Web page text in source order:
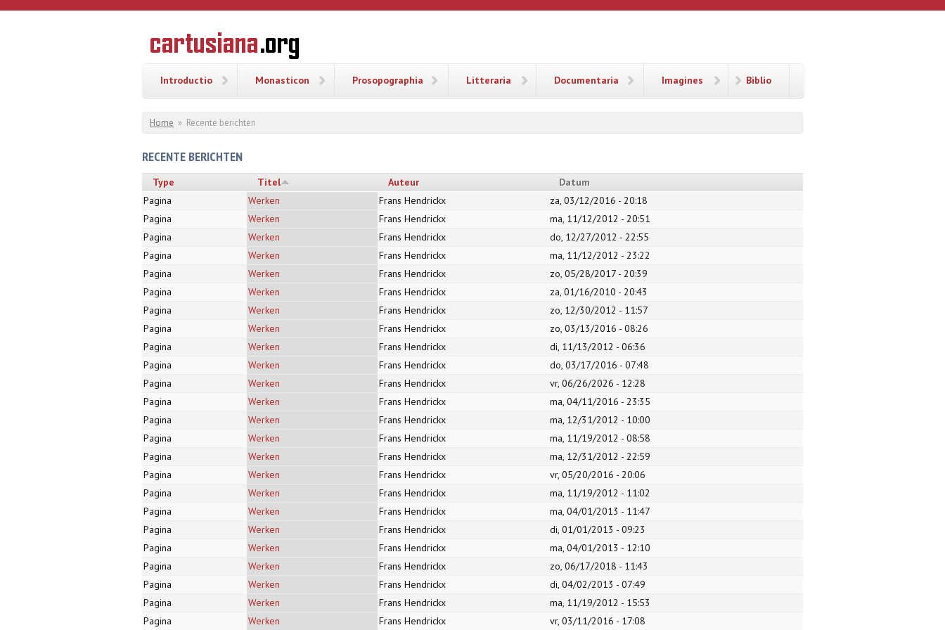
Overslaan en naar de inhoud gaan
CARTUSIANA
Geschiedenis
van de
Introductio Monasticon Prosopographia Litteraria Documentaria Imagines Biblio
U bent hier
Home » Recente berichten
RECENTE BERICHTEN
Type Titel Auteur
Datum
Pagina
Werken Frans Hendrickx
za, 03/12/2016 - 20:18
Pagina
Werken Frans Hendrickx
ma, 11/12/2012 - 20:51
Pagina
Werken Frans Hendrickx
do, 12/27/2012 - 22:55
Pagina
Werken Frans Hendrickx
ma, 11/12/2012 - 23:22
Pagina
Werken Frans Hendrickx
zo, 05/28/2017 - 20:39
Pagina
Werken Frans Hendrickx
za, 01/16/2010 - 20:43
Pagina
Werken Frans Hendrickx
zo, 12/30/2012 - 11:57
Pagina
Werken Frans Hendrickx
zo, 03/13/2016 - 08:26
Pagina
Werken Frans Hendrickx
di, 11/13/2012 - 06:36
Pagina
Werken Frans Hendrickx
do, 03/17/2016 - 07:48
Pagina
Werken Frans Hendrickx
vr, 06/26/2026 - 12:28
Pagina
Werken Frans Hendrickx
ma, 04/11/2016 - 23:35
Pagina
Werken Frans Hendrickx
ma, 12/31/2012 - 10:00
Pagina
Werken Frans Hendrickx
ma, 11/19/2012 - 08:58
Pagina
Werken Frans Hendrickx
ma, 12/31/2012 - 22:59
Pagina
Werken Frans Hendrickx
vr, 05/20/2016 - 20:06
Pagina
Werken Frans Hendrickx
ma, 11/19/2012 - 11:02
Pagina
Werken Frans Hendrickx
ma, 04/01/2013 - 11:47
Pagina
Werken Frans Hendrickx
di, 01/01/2013 - 09:23
Pagina
Werken Frans Hendrickx
ma, 04/01/2013 - 12:10
Pagina
Werken Frans Hendrickx
zo, 06/17/2018 - 11:43
Pagina
Werken Frans Hendrickx
di, 04/02/2013 - 07:49
Pagina
Werken Frans Hendrickx
ma, 11/19/2012 - 15:53
Pagina
Werken Frans Hendrickx vr, 03/11/2016 - 17:08